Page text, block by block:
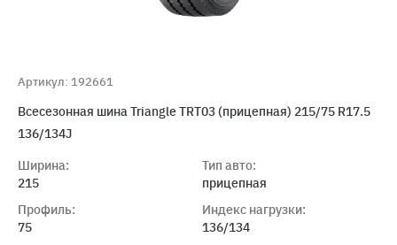
Артикул: 192661
Всесезонная шина Triangle TRT03 (прицепная) 215/75 R17.5
136/134J
Ширина:
215
Профиль:
75
Тип авто:
прицепная
Индекс нагрузки:
136/134